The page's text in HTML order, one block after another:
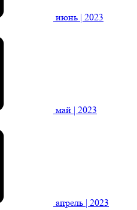
июнь | 2023
май | 2023
апрель | 2023